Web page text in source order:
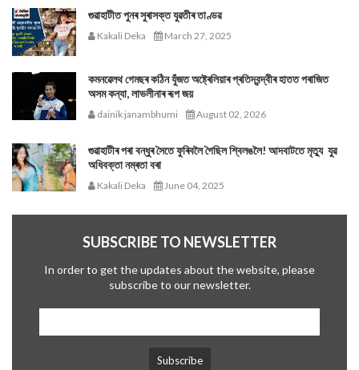
গুৱাহাটীত পুনৰ সুৰাসক্ত যুৱতীৰ তাণ্ডৱ
Kakali Deka March 27, 2025
কমনৱেলথ গেমছৰ কঠিন যুঁজত অষ্ট্ৰেলিয়াৰ প্ৰতিদ্বন্দ্বীৰ হাতত পৰাজিত
অসম কন্যা, লাভলীনাৰ ৰূপ জয়
dainik janambhumi August 02, 2026
গুৱাহাটীৰ পৰা বন্ধুৰ সৈতে ফুৰিবলৈ গৈছিল শ্বিলঙলৈ! আদবাটতে মৃত্যু যুৱ
অধিবক্তা নম্ৰতা বৰা
Kakali Deka June 04, 2025
SUBSCRIBE TO NEWSLETTER
In order to get the updates about the website, please
subscribe to our newsletter.